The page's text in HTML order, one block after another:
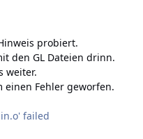
probiert.
den GL Dateien drinn.
weiter.
einen Fehler geworfen.
failed